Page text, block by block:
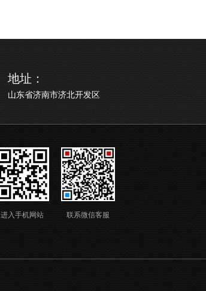
地址：
山东省济南市济北开发区
进入手机网站
联系微信客服